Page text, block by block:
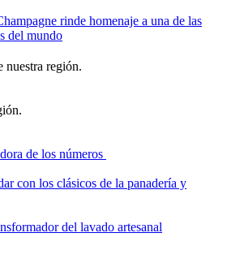
rinde homenaje a una de las
del mundo
nuestra región.
de los números
con los clásicos de la panadería y
del lavado artesanal